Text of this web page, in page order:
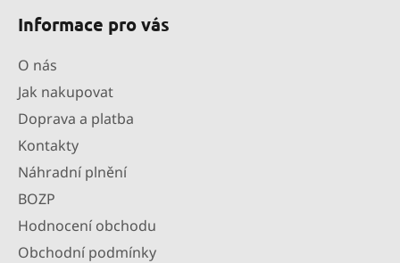
Informace pro vás
O nás
Jak nakupovat
Doprava a platba
Kontakty
Náhradní plnění
BOZP
Hodnocení obchodu
Obchodní podmínky